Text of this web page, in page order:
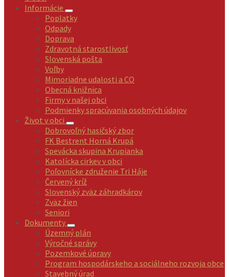
Informácie
Poplatky
Odpady
Doprava
Zdravotná starostlivosť
Slovenská pošta
Voľby
Mimoriadne udalosti a CO
Obecná knižnica
Firmy v našej obci
Podmienky spracúvania osobných údajov
Život v obci
Dobrovoľný hasičský zbor
FK Bestrent Horná Krupá
Spevácka skupina Krupianka
Katolícka cirkev v obci
Poľovnícke združenie Tri Háje
Červený kríž
Slovenský zväz záhradkárov
Zväz žien
Seniori
Dokumenty
Územný plán
Výročné správy
Pozemkové úpravy
Program hospodárskeho a sociálneho rozvoja obce
Stavebný úrad